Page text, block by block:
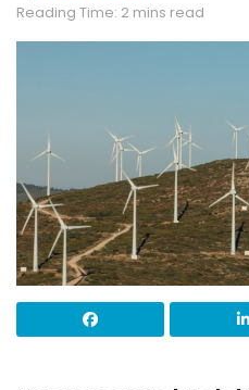
Reading Time: 2 mins read